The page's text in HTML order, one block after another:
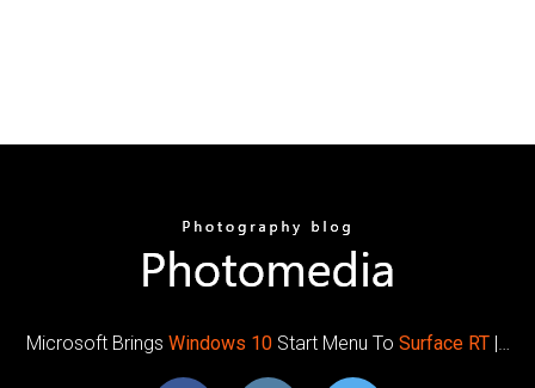
Microsoft Brings Windows 10Start Menu To Surface RT|…